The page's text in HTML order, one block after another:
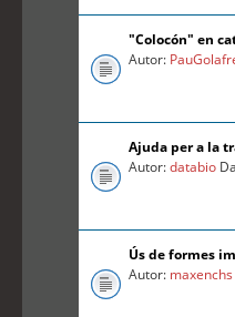
"Colocón" en
Autor:
Ajuda per a la
Autor:databio
Ús de formes
Autor: maxenchs